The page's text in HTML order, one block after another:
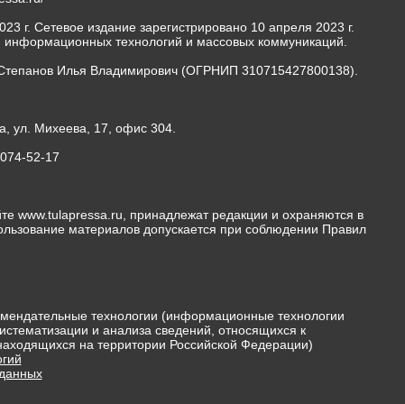
г. Сетевое издание зарегистрировано 10 апреля 2023 г.
технологий и массовых коммуникаций.
Илья Владимирович (ОГРНИП 310715427800138).
ул. Михеева, 17, офис 304.
52-17
www.tulapressa.ru, принадлежат редакции и охраняются в
материалов допускается при соблюдении Правил
технологии (информационные технологии
и анализа сведений, относящихся к
на территории Российской Федерации)